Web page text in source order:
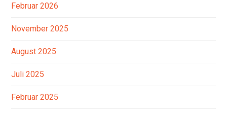
Februar 2026
November 2025
August 2025
Juli 2025
Februar 2025